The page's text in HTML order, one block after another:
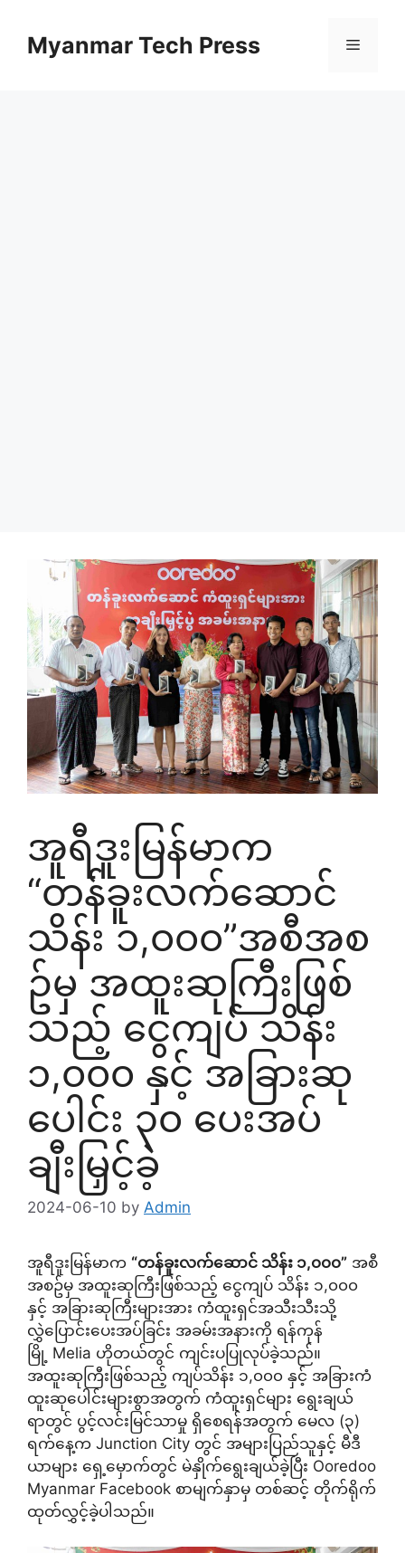
contentMyanmar Tech Press Menu
အူရီဒူးမြန်မာက
“တန်ခူးလက်ဆောင်
သိန်း ၁,၀၀၀”အစီအစ
ဥ်မှ အထူးဆုကြီးဖြစ်
သည့် ငွေကျပ် သိန်း
၁,၀၀၀ နှင့် အခြားဆု
ပေါင်း ၃၀ ပေးအပ်
ချီးမြှင့်ခဲ့
2024-06-10 by Admin
အူရီဒူးမြန်မာက “တန်ခူးလက်ဆောင် သိန်း ၁,၀၀၀” အစီ
အစဥ်မှ အထူးဆုကြီးဖြစ်သည့် ငွေကျပ် သိန်း ၁,၀၀၀
နှင့် အခြားဆုကြီးများအား ကံထူးရှင်အသီးသီးသို့
လွှဲပြောင်းပေးအပ်ခြင်း အခမ်းအနားကို ရန်ကုန်
မြို့ Melia ဟိုတယ်တွင် ကျင်းပပြုလုပ်ခဲ့သည်။
အထူးဆုကြီးဖြစ်သည့် ကျပ်သိန်း ၁,၀၀၀ နှင့် အခြားကံ
ထူးဆုပေါင်းများစွာအတွက် ကံထူးရှင်များ ရွေးချယ်
ရာတွင် ပွင့်လင်းမြင်သာမှု ရှိစေရန်အတွက် မေလ (၃)
ရက်နေ့က Junction City တွင် အများပြည်သူနှင့် မီဒီ
ယာများ ရှေ့မှောက်တွင် မဲနှိုက်ရွေးချယ်ခဲ့ပြီး Ooredoo
Myanmar Facebook စာမျက်နှာမှ တစ်ဆင့် တိုက်ရိုက်
ထုတ်လွှင့်ခဲ့ပါသည်။